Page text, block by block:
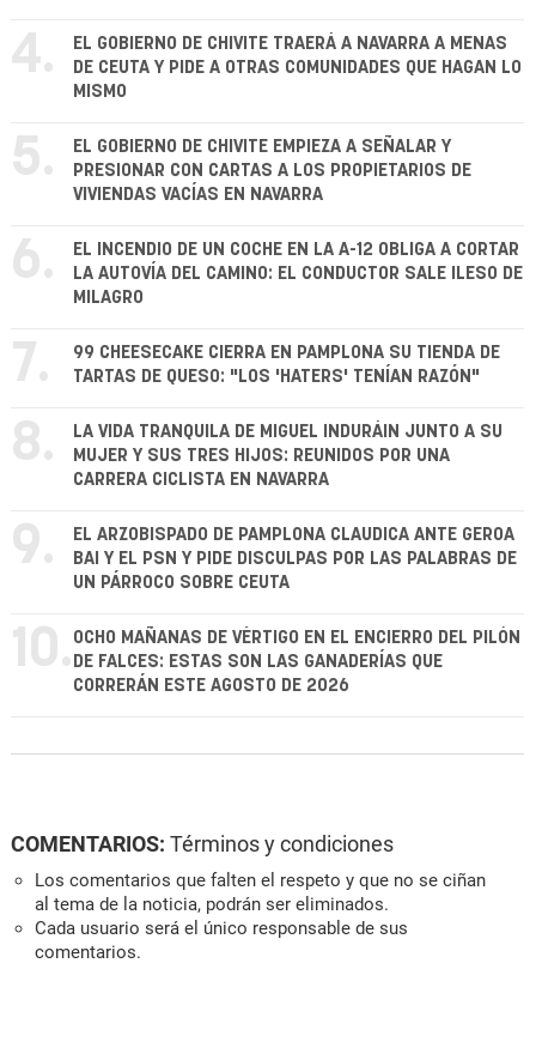
4.
EL GOBIERNO DE CHIVITE TRAERÁ A NAVARRA A MENAS
DE CEUTA Y PIDE A OTRAS COMUNIDADES QUE HAGAN LO
MISMO
5.
EL GOBIERNO DE CHIVITE EMPIEZA A SEÑALAR Y
PRESIONAR CON CARTAS A LOS PROPIETARIOS DE
VIVIENDAS VACÍAS EN NAVARRA
6.
EL INCENDIO DE UN COCHE EN LA A-12 OBLIGA A CORTAR
LA AUTOVÍA DEL CAMINO: EL CONDUCTOR SALE ILESO DE
MILAGRO
7.
99 CHEESECAKE CIERRA EN PAMPLONA SU TIENDA DE
TARTAS DE QUESO: "LOS 'HATERS' TENÍAN RAZÓN"
8.
LA VIDA TRANQUILA DE MIGUEL INDURÁIN JUNTO A SU
MUJER Y SUS TRES HIJOS: REUNIDOS POR UNA
CARRERA CICLISTA EN NAVARRA
9.
EL ARZOBISPADO DE PAMPLONA CLAUDICA ANTE GEROA
BAI Y EL PSN Y PIDE DISCULPAS POR LAS PALABRAS DE
UN PÁRROCO SOBRE CEUTA
10. OCHO MAÑANAS DE VÉRTIGO EN EL ENCIERRO DEL PILÓN
DE FALCES: ESTAS SON LAS GANADERÍAS QUE
CORRERÁN ESTE AGOSTO DE 2026
COMENTARIOS: Términos y condiciones
Los comentarios que falten el respeto y que no se ciñan
al tema de la noticia, podrán ser eliminados.
Cada usuario será el único responsable de sus
comentarios.